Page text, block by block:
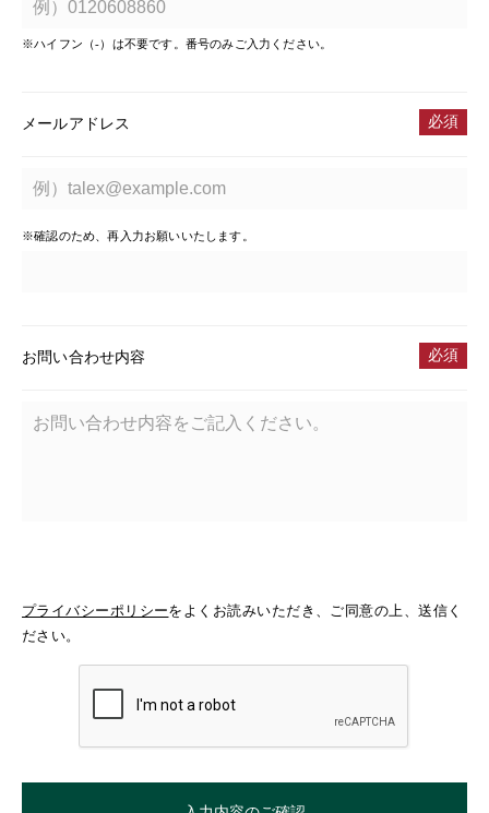
※ハイフン（-）は不要です。番号のみご入力ください。
メールアドレス 必須
※確認のため、再入力お願いいたします。
お問い合わせ内容 必須
プライバシーポリシーをよくお読みいただき、ご同意の上、送信く
ださい。